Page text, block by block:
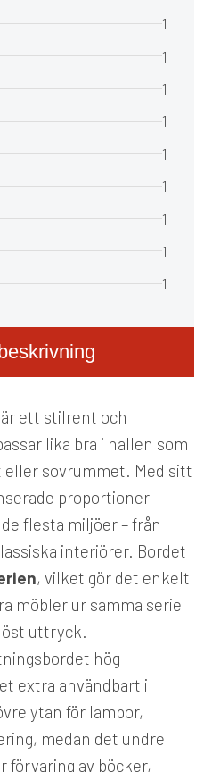
är ett stilrent och
lika bra i hallen som
sovrummet. Med sitt
proportioner
flesta miljöer – från
interiörer. Bordet
, vilket gör det enkelt
möbler ur samma serie
uttryck.
hög
extra användbart i
ytan för lampor,
medan det undre
förvaring av böcker,
1
1
1
1
1
1
1
1
1